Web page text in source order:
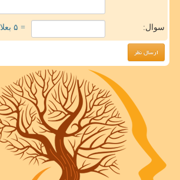
سوال: = ۵ بعلاوه ۳